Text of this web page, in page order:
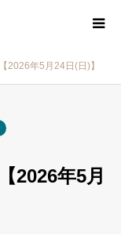
2026年5月24日(日)】
2026年5月